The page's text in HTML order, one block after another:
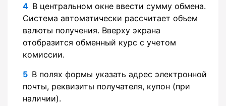
В центральном окне ввести сумму обмена.
Система автоматически рассчитает объем
валюты получения. Вверху экрана
отобразится обменный курс с учетом
комиссии.
В полях формы указать адрес электронной
почты, реквизиты получателя, купон (при
наличии).